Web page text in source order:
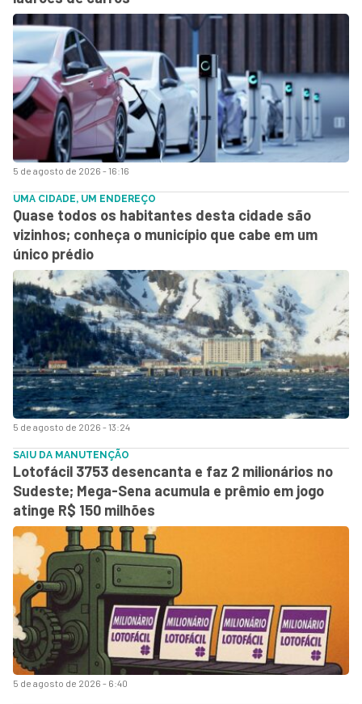
5 de agosto de 2026 - 16:16
5 de agosto de 2026 - 13:24
UMA CIDADE, UM ENDEREÇO
Quase todos os habitantes desta cidade são
vizinhos; conheça o município que cabe em um
único prédio
5 de agosto de 2026 - 6:40
SAIU DA MANUTENÇÃO
Lotofácil 3753 desencanta e faz 2 milionários no
Sudeste; Mega-Sena acumula e prêmio em jogo
atinge R$ 150 milhões